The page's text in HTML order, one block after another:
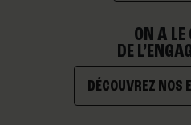
ON A LE
DE
DÉCOUVREZ NOS